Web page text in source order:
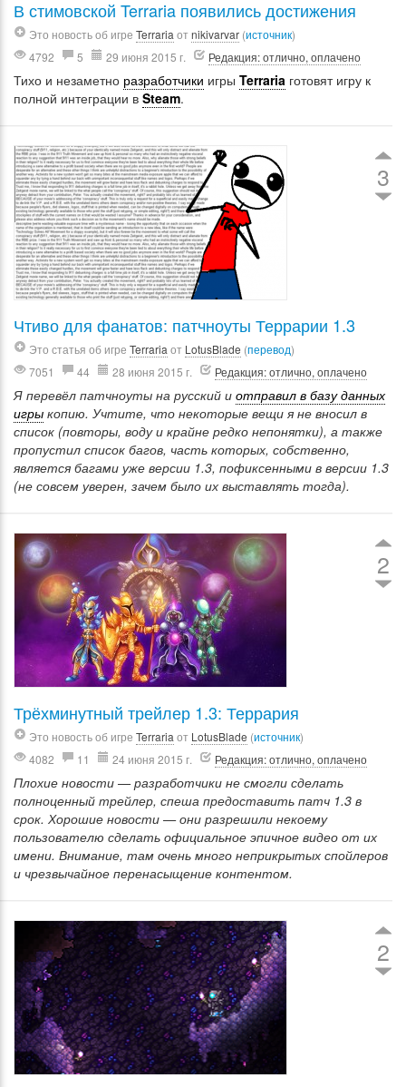
В стимовской Terraria появились достижения
Это новость об игре Terraria отnikivarvar (источник)
4792
5 29 июня 2015 г. Редакция: отлично, оплачено
Тихо и незаметно разработчики игры Terraria готовят игру к
полной интеграции в Steam.
3
Чтиво для фанатов: патчноуты Террарии 1.3
Это статья об игре Terraria от LotusBlade (перевод)
7051
44 28 июня 2015 г. Редакция: отлично, оплачено
Я перевёл патчноуты на русский и отправил в базу данных
игры копию. Учтите, что некоторые вещи я не вносил в
список (повторы, воду и крайне редко непонятки), а также
пропустил список багов, часть которых, собственно,
является багами уже версии 1.3, пофиксенными в версии 1.3
(не совсем уверен, зачем было их выставлять тогда).
2
Трёхминутный трейлер 1.3: Террария
Это новость об игре Terraria от LotusBlade (источник)
4082
11 24 июня 2015 г. Редакция: отлично, оплачено
Плохие новости — разработчики не смогли сделать
полноценный трейлер, спеша предоставить патч 1.3 в
срок. Хорошие новости — они разрешили некоему
пользователю сделать официальное эпичное видео от их
имени. Внимание, там очень много неприкрытых спойлеров
и чрезвычайное перенасыщение контентом.
2